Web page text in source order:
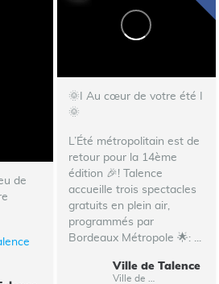
de
🌞I Au cœur de votre été I
🌞
L’Été métropolitain est de
retour pour la 14ème
édition 🎉!
Talence
accueille trois spectacles
gratuits en plein air,
programmés par
Bordeaux Métropole 🌟: ...
Ville de Talence